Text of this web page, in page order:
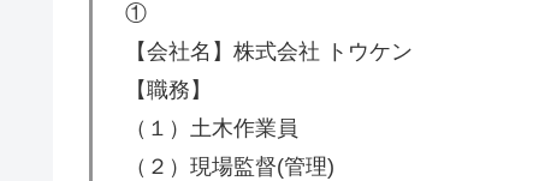
①
【会社名】株式会社 トウケン
【職務】
（１）土木作業員
（２）現場監督(管理)